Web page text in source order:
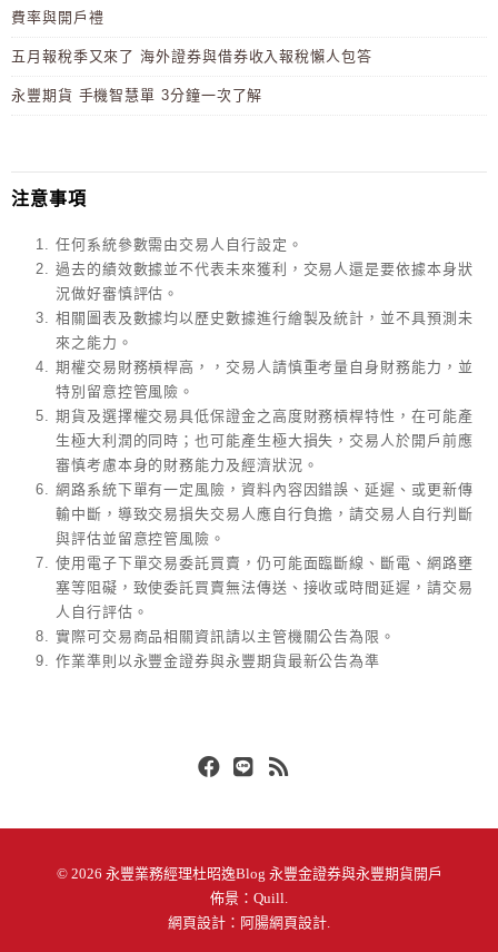
費率與開戶禮
五月報稅季又來了 海外證券與借券收入報稅懶人包答
永豐期貨 手機智慧單 3分鐘一次了解
注意事項
任何系統參數需由交易人自行設定。
過去的績效數據並不代表未來獲利，交易人還是要依據本身狀
況做好審慎評估。
相關圖表及數據均以歷史數據進行繪製及統計，並不具預測未
來之能力。
期權交易財務槓桿高，，交易人請慎重考量自身財務能力，並
特別留意控管風險。
期貨及選擇權交易具低保證金之高度財務槓桿特性，在可能產
生極大利潤的同時；也可能產生極大損失，交易人於開戶前應
審慎考慮本身的財務能力及經濟狀況。
網路系統下單有一定風險，資料內容因錯誤、延遲、或更新傳
輸中斷，導致交易損失交易人應自行負擔，請交易人自行判斷
與評估並留意控管風險。
使用電子下單交易委託買賣，仍可能面臨斷線、斷電、網路壅
塞等阻礙，致使委託買賣無法傳送、接收或時間延遲，請交易
人自行評估。
實際可交易商品相關資訊請以主管機關公告為限。
作業準則以永豐金證券與永豐期貨最新公告為準
© 2026 永豐業務經理杜昭逸Blog 永豐金證券與永豐期貨開戶
佈景： Quill
網頁設計： 阿腸網頁設計